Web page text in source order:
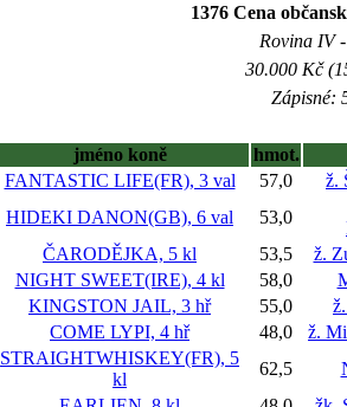
1376 Cena
Rovina IV
30.000 Kč
Zápisné:
jméno koně
hmot.
FANTASTIC LIFE(FR), 3 val 57,0
ž.
HIDEKI DANON(GB), 6 val 53,0
ČARODĚJKA, 5 kl 53,5
ž.
NIGHT SWEET(IRE), 4 kl 58,0
KINGSTON JAIL, 3 hř 55,0
COME LYPI, 4 hř 48,0
ž.
STRAIGHTWHISKEY(FR), 5
kl
62,5